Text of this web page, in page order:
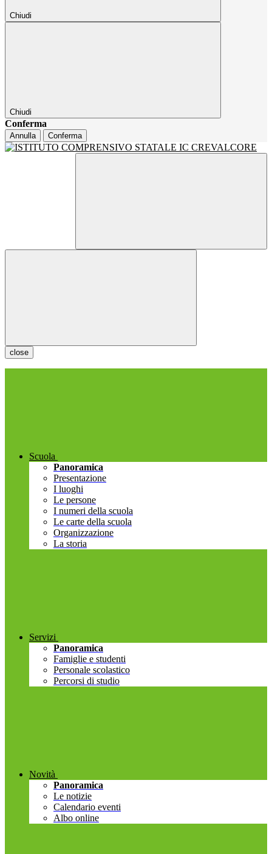
Chiudi
Chiudi
Conferma
Annulla Conferma
close
Scuola
Panoramica
Presentazione
I luoghi
Le persone
I numeri della scuola
Le carte della scuola
Organizzazione
La storia
Servizi
Panoramica
Famiglie e studenti
Personale scolastico
Percorsi di studio
Novità
Panoramica
Le notizie
Calendario eventi
Albo online